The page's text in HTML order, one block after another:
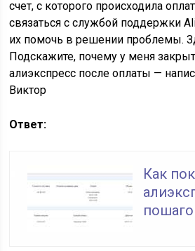
счет, с которого происходила
связаться с службой поддержки
их помочь в решении проблемы.
Подскажите, почему у меня
алиэкспресс после оплаты —
Виктор
Ответ:
Как